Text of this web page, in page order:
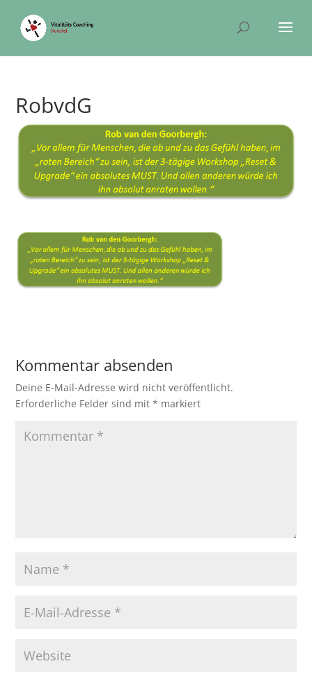
RobvdG
Kommentar absenden
Deine E-Mail-Adresse wird nicht veröffentlicht.
Erforderliche Felder sind mit* markiert